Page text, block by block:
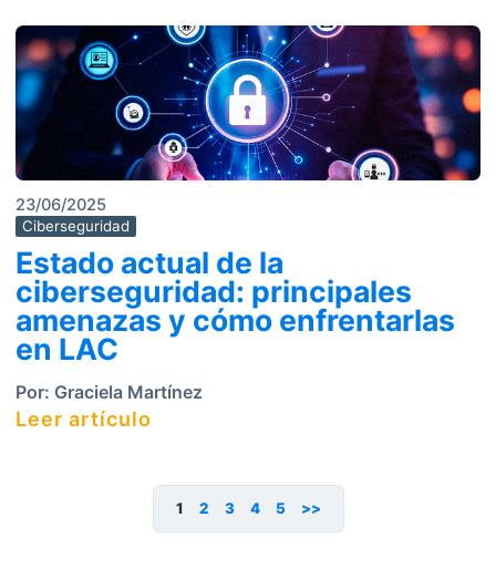
23/06/2025
Ciberseguridad
Estado actual de la
ciberseguridad: principales
amenazas y cómo enfrentarlas
en LAC
Por: Graciela Martínez
Leer artículo
1 2 3 4 5 >>